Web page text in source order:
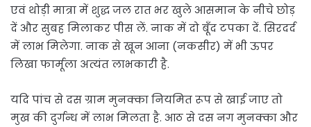
एवं थोड़ी मात्रा में शुद्ध जल रात भर खुले आसमान के नीचे छोड़
दें और सुबह मिलाकर पीस लें. नाक में दो बूँद टपका दें. सिरदर्द
में लाभ मिलेगा. नाक से खून आना (नकसीर) में भी ऊपर
लिखा फार्मूला अत्यंत लाभकारी है.
यदि पांच से दस ग्राम मुनक्का नियमित रूप से खाई जाए तो
मुख की दुर्गन्ध में लाभ मिलता है. आठ से दस नग मुनक्का और